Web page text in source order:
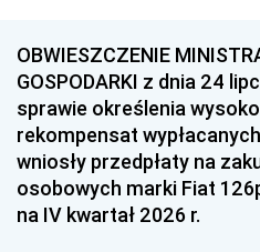
OBWIESZCZENIE
GOSPODARKI z dnia 24
sprawie określenia
rekompensat
wniosły przedpłaty na
osobowych marki Fiat
na IV kwartał 2026 r.